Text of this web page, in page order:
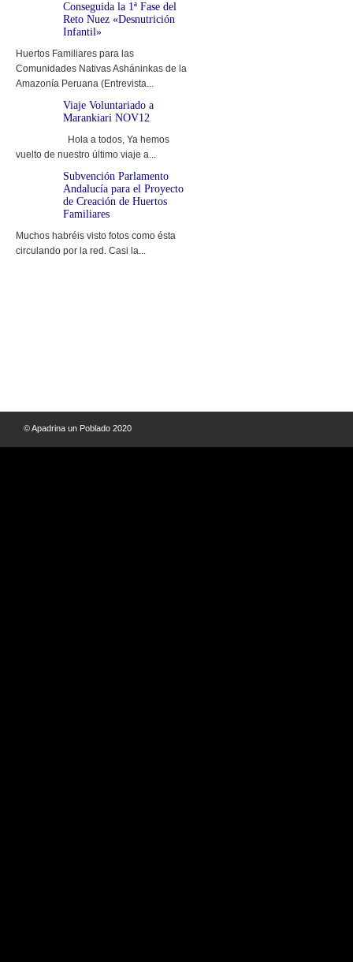
Conseguida la 1ª Fase del
Reto Nuez «Desnutrición
Infantil»
Huertos Familiares para las
Comunidades Nativas Asháninkas de la
Amazonía Peruana (Entrevista...
Viaje Voluntariado a
Marankiari NOV12
Hola a todos, Ya hemos
vuelto de nuestro último viaje a...
Subvención Parlamento
Andalucía para el Proyecto
de Creación de Huertos
Familiares
Muchos habréis visto fotos como ésta
circulando por la red. Casi la...
© Apadrina un Poblado 2020